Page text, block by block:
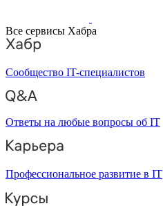
Все сервисы Хабра
Сообщество IT-специалистов
Ответы на любые вопросы об IT
Профессиональное развитие в IT